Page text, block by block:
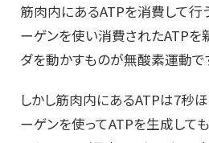
筋肉内にあるATPを消費して行
ーゲンを使い消費されたATPを
ダを動かすものが無酸素運動で
しかし筋肉内にあるATPは7秒
ーゲンを使ってATPを生成して